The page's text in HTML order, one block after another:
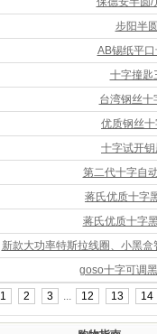
步阳半
AB锡纸平
十字撞匙
台湾钢丝十
优质钢丝
十字试开
第二代十字自
蒋氏优质十字
蒋氏优质十字
新款大功率特斯拉线圈、小黑
goso十字可调
1 2 3 ... 12 13 14